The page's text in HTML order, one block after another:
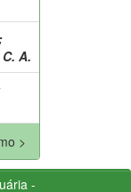
;
A.
>
-